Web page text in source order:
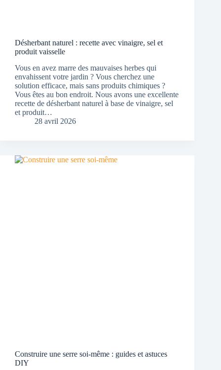
Désherbant naturel : recette avec vinaigre, sel et
produit vaisselle
Vous en avez marre des mauvaises herbes qui
envahissent votre jardin ? Vous cherchez une
solution efficace, mais sans produits chimiques ?
Vous êtes au bon endroit. Nous avons une excellente
recette de désherbant naturel à base de vinaigre, sel
et produit…
28 avril 2026
Construire une serre soi-même : guides et astuces
DIY